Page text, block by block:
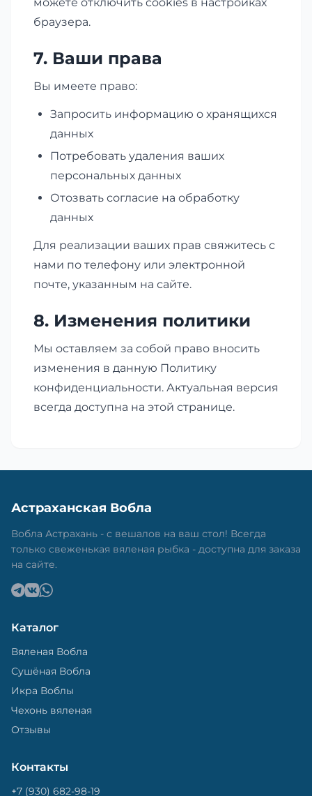
браузера.
7. Ваши права
Вы имеете право:
Запросить информацию о хранящихся
данных
Потребовать удаления ваших
персональных данных
Отозвать согласие на обработку
данных
Для реализации ваших прав свяжитесь с
нами по телефону или электронной
почте, указанным на сайте.
8. Изменения политики
Мы оставляем за собой право вносить
изменения в данную Политику
конфиденциальности. Актуальная версия
всегда доступна на этой странице.
Астраханская Вобла
Вобла Астрахань - с вешалов на ваш стол! Всегда
только свеженькая вяленая рыбка - доступна для заказа
на сайте.
Каталог
Вяленая Вобла
Сушёная Вобла
Икра Воблы
Чехонь вяленая
Отзывы
Контакты
+7 (930) 682-98-19